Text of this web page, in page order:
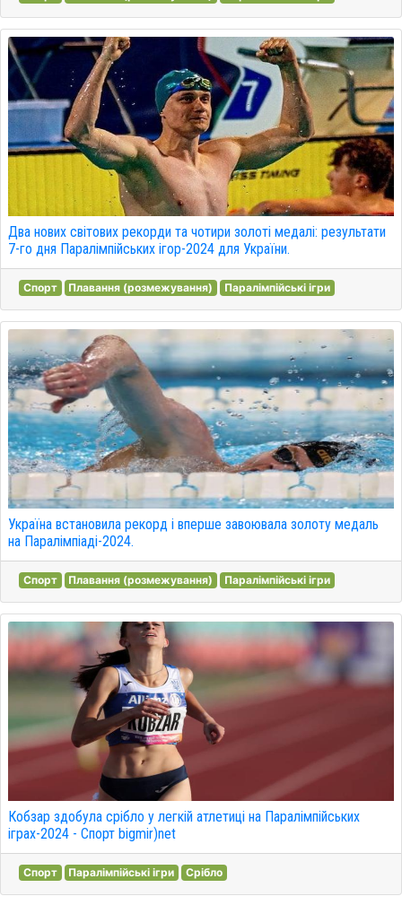
Два нових світових рекорди та чотири золоті медалі: результати
7-го дня Паралімпійських ігор-2024 для України.
Спорт Плавання (розмежування) Паралімпійські ігри
Україна встановила рекорд і вперше завоювала золоту медаль
на Паралімпіаді-2024.
Спорт Плавання (розмежування) Паралімпійські ігри
Кобзар здобула срібло у легкій атлетиці на Паралімпійських
іграх-2024 - Спорт bigmir)net
Спорт Паралімпійські ігри Срібло